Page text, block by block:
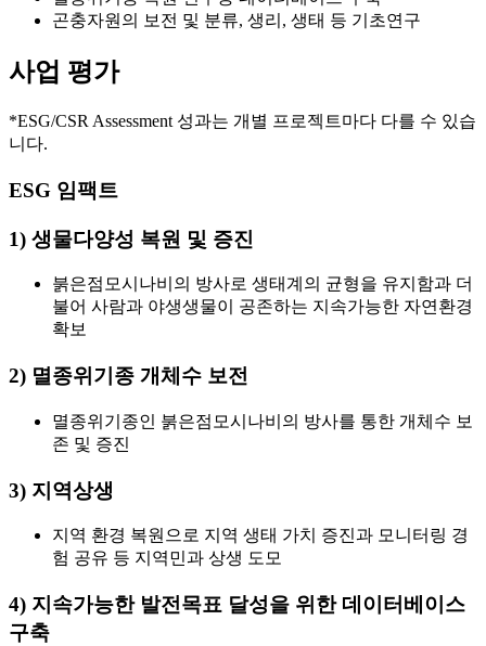
곤충자원의 보전 및 분류, 생리, 생태 등 기초연구
사업 평가
*ESG/CSR Assessment 성과는 개별 프로젝트마다 다를 수 있습
니다.
ESG 임팩트
1) 생물다양성 복원 및 증진
붉은점모시나비의 방사로 생태계의 균형을 유지함과 더
불어 사람과 야생생물이 공존하는 지속가능한 자연환경
확보
2) 멸종위기종 개체수 보전
멸종위기종인 붉은점모시나비의 방사를 통한 개체수 보
존 및 증진
3) 지역상생
지역 환경 복원으로 지역 생태 가치 증진과 모니터링 경
험 공유 등 지역민과 상생 도모
4) 지속가능한 발전목표 달성을 위한 데이터베이스
구축